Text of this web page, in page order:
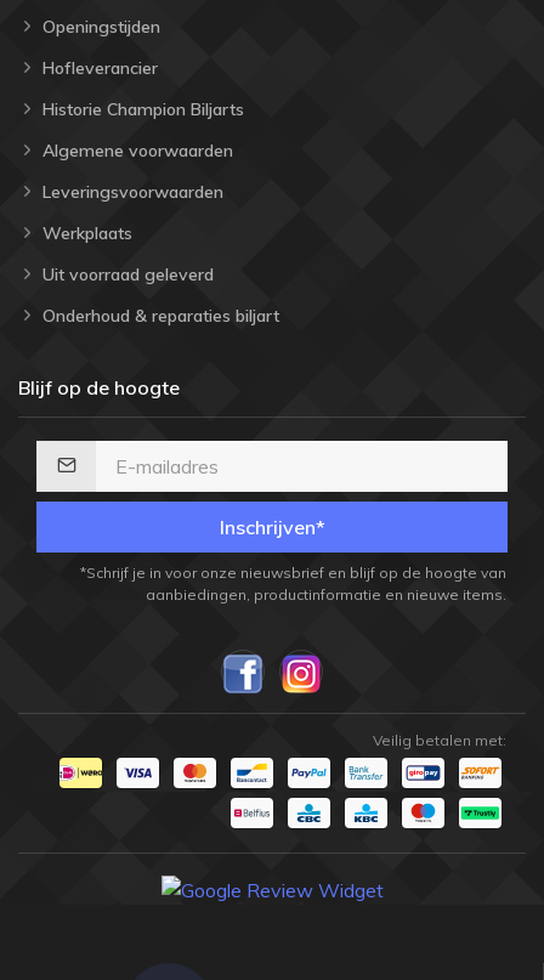
Openingstijden
Hofleverancier
Historie Champion Biljarts
Algemene voorwaarden
Leveringsvoorwaarden
Werkplaats
Uit voorraad geleverd
Onderhoud & reparaties biljart
Blijf op de hoogte
Inschrijven*
*Schrijf je in voor onze nieuwsbrief en blijf op de hoogte van
aanbiedingen, productinformatie en nieuwe items.
Veilig betalen met: